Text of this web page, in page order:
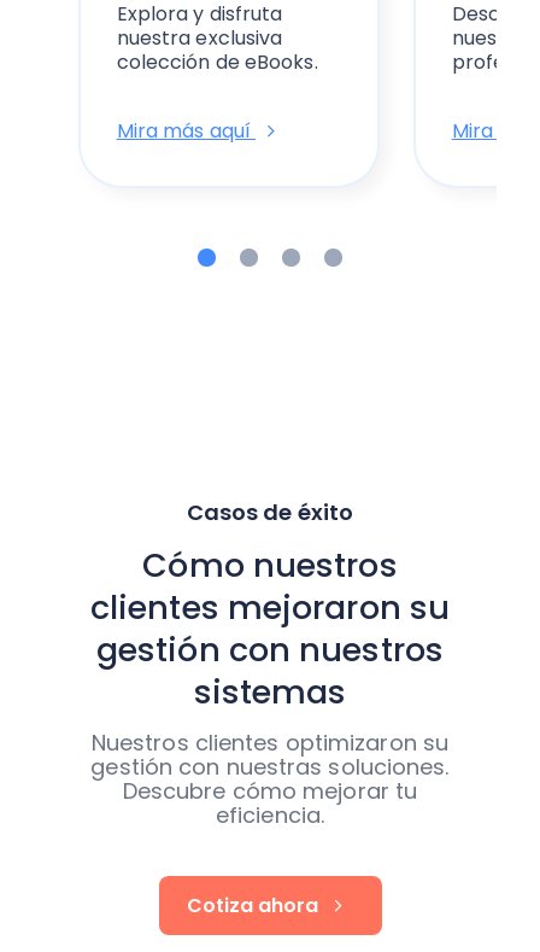
Explora y disfruta
nuestra exclusiva
colección de eBooks.
Mira más aquí Mira
Casos de éxito
Cómo nuestros
clientes mejoraron su
gestión con nuestros
sistemas
Nuestros clientes optimizaron su
gestión con nuestras soluciones.
Descubre cómo mejorar tu
eficiencia.
Cotiza ahora